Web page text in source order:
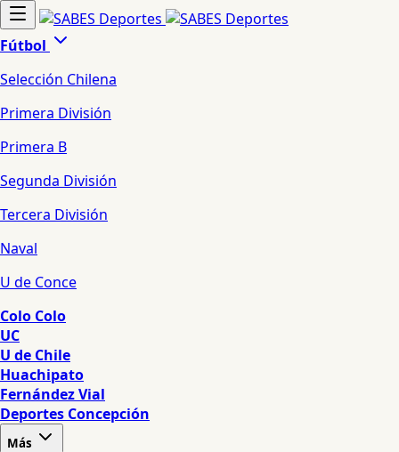
Fútbol
Selección Chilena
Primera División
Primera B
Segunda División
Tercera División
Naval
U de Conce
Colo Colo
UC
U de Chile
Huachipato
Fernández Vial
Deportes Concepción
Más